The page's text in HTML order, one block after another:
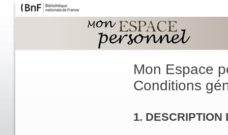
Mon Espace
Conditions
1. DESCRIPTION